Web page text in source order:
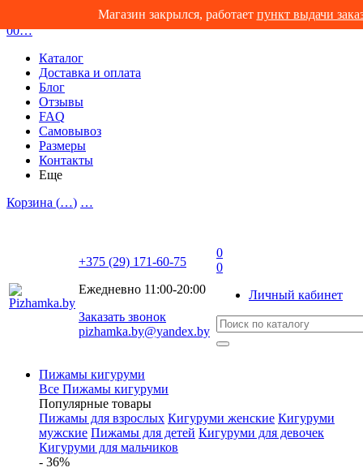
00…
Магазин закрылся, работает пункт выдачи
Каталог
Доставка и оплата
Блог
Отзывы
FAQ
Самовывоз
Размеры
Контакты
Еще
Корзина (…) …
+375 (29) 171-60-75
Ежедневно 11:00-20:00
Заказать звонок
pizhamka.by@yandex.by
0
0
Личный кабинет
Пижамы кигуруми
Все Пижамы кигуруми
Популярные товары
Пижамы для взрослых Кигуруми женские Кигуруми
мужские Пижамы для детей Кигуруми для девочек
Кигуруми для мальчиков
- 36%